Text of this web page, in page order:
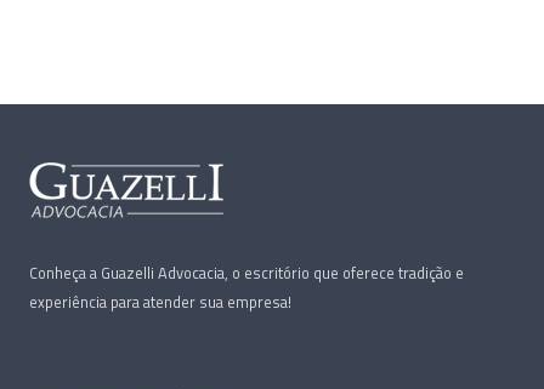
Conheça a Guazelli Advocacia, o escritório que oferece tradição e
experiência para atender sua empresa!